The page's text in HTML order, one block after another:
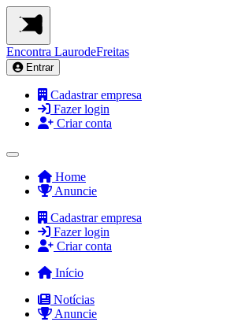
Encontra LaurodeFreitas
Entrar
Cadastrar empresa
Fazer login
Criar conta
Home
Anuncie
Cadastrar empresa
Fazer login
Criar conta
Início
Notícias
Anuncie